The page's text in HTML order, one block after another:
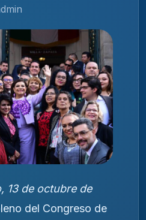
13 de octubre de
del Congreso de